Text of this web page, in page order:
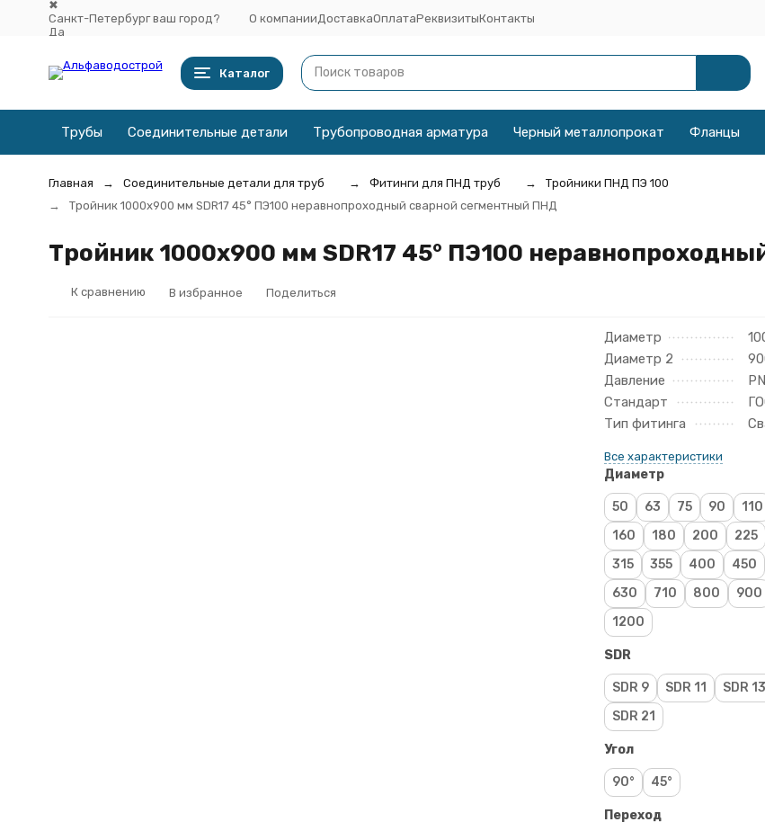
✖
Санкт-Петербург ваш город?
Да
О компании ДоставкаОплатаРеквизитыКонтакты
Каталог
Трубы Соединительные детали Трубопроводная арматура Черный металлопрокат Фланцы
Главная Соединительные детали для труб Фитинги для ПНД труб
Тройники ПНД ПЭ 100
Тройник 1000х900 мм SDR17 45° ПЭ100 неравнопроходный сварной сегментный ПНД
Тройник 1000х900 мм SDR17 45° ПЭ100
К сравнению В избранное Поделиться
Диаметр
Диаметр 2
Давление
Стандарт
Тип фитинга
Все характеристики
Диаметр
50 63 75 90 110
160
180 200 225
315
355 400 450
630
710 800 900
1200
SDR
SDR 9 SDR 11 SDR
SDR 21
Угол
90° 45°
Переход